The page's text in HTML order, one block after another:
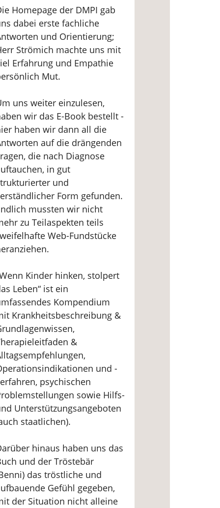
Homepage der DMPI gab
dabei erste fachliche
und Orientierung;
Strömich machte uns mit
Erfahrung und Empathie
Mut.
uns weiter einzulesen,
wir das E-Book bestellt -
haben wir dann all die
auf die drängenden
die nach Diagnose
in gut
und
Form gefunden.
mussten wir nicht
zu Teilaspekten teils
Web-Fundstücke
Kinder hinken, stolpert
Leben“ ist ein
Kompendium
Krankheitsbeschreibung &
&
und -
psychischen
sowie Hilfs-
Unterstützungsangeboten
staatlichen).
hinaus haben uns das
und der Tröstebär
das tröstliche und
Gefühl gegeben,
der Situation nicht alleine